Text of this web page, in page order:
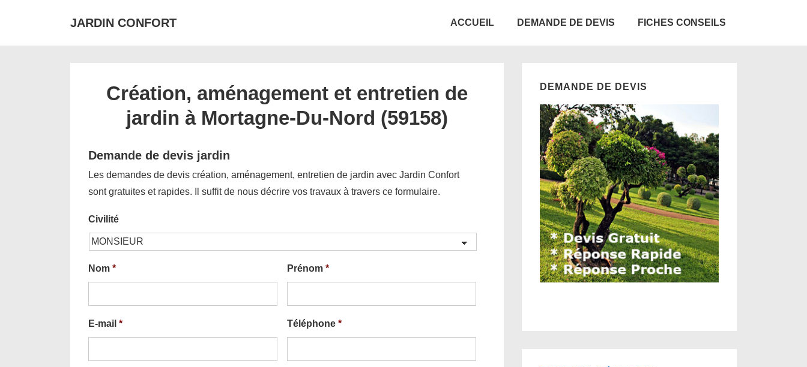
JARDIN CONFORT ACCUEIL DEMANDE DE DEVIS FICHES CONSEILS
Création, aménagement et entretien de
jardin à Mortagne-Du-Nord (59158)
Demande de devis jardin
Les demandes de devis création, aménagement, entretien de jardin avec Jardin Confort
sont gratuites et rapides. Il suffit de nous décrire vos travaux à travers ce formulaire.
Civilité
Nom * Prénom *
E-mail * Téléphone *
DEMANDE DE DEVIS